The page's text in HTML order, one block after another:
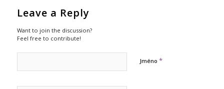
Leave a Reply
Want to join the discussion?
Feel free to contribute!
Jméno *